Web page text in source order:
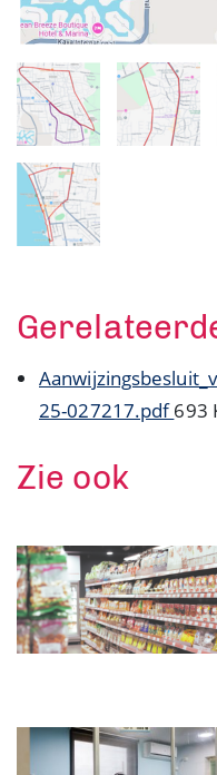
25-027217.pdf693
Zie ook